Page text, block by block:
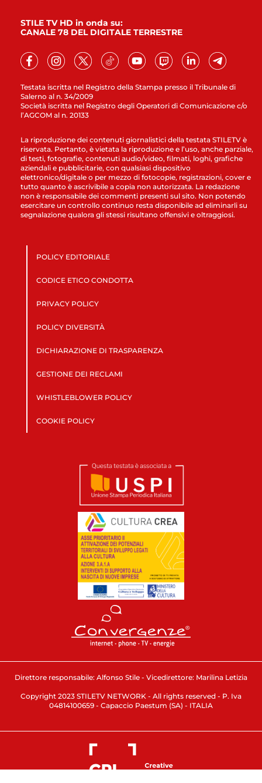
Testata iscritta nel Registro della Stampa presso il Tribunale di
Salerno al n. 34/2009
Società iscritta nel Registro degli Operatori di Comunicazione c/o
l’AGCOM al n. 20133
STILE TV HD in onda su:
CANALE 78 DEL DIGITALE TERRESTRE
La riproduzione dei contenuti giornalistici della testata STILETV è
riservata. Pertanto, è vietata la riproduzione e l’uso, anche parziale,
di testi, fotografie, contenuti audio/video, filmati, loghi, grafiche
aziendali e pubblicitarie, con qualsiasi dispositivo
elettronico/digitale o per mezzo di fotocopie, registrazioni, cover e
tutto quanto è ascrivibile a copia non autorizzata. La redazione
non è responsabile dei commenti presenti sul sito. Non potendo
esercitare un controllo continuo resta disponibile ad eliminarli su
segnalazione qualora gli stessi risultano offensivi e oltraggiosi.
POLICY EDITORIALE
CODICE ETICO CONDOTTA
PRIVACY POLICY
POLICY DIVERSITÀ
DICHIARAZIONE DI TRASPARENZA
GESTIONE DEI RECLAMI
WHISTLEBLOWER POLICY
COOKIE POLICY
Direttore responsabile: Alfonso Stile - Vicedirettore: Marilina Letizia
Copyright 2023 STILETV NETWORK - All rights reserved - P. Iva
04814100659 - Capaccio Paestum (SA) - ITALIA